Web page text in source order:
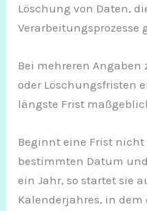
Löschung von Daten,
Verarbeitungsprozesse
Bei mehreren
oder Löschungsfristen
längste Frist
Beginnt eine Frist
bestimmten Datum
ein Jahr, so startet sie
Kalenderjahres, in